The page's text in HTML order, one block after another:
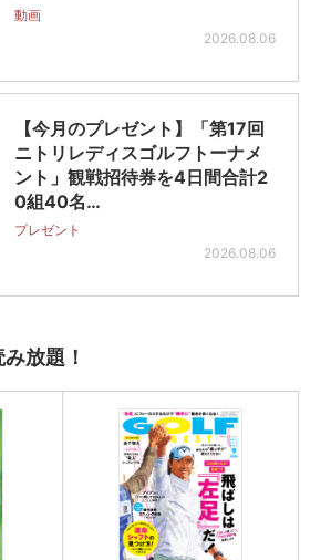
動画
2026.08.06
【今月のプレゼント】「第17回
ニトリレディスゴルフトーナメ
ント」観戦招待券を4日間合計2
0組40名…
プレゼント
2026.08.06
放題！